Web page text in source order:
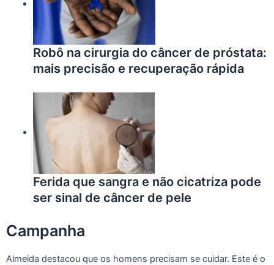
Robô na cirurgia do câncer de próstata:
mais precisão e recuperação rápida
Ferida que sangra e não cicatriza pode
ser sinal de câncer de pele
Campanha
Almeida destacou que os homens precisam se cuidar. Este é o